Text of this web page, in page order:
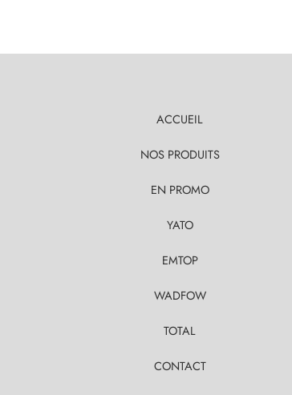
ACCUEIL
NOS PRODUITS
EN PROMO
YATO
EMTOP
WADFOW
TOTAL
CONTACT